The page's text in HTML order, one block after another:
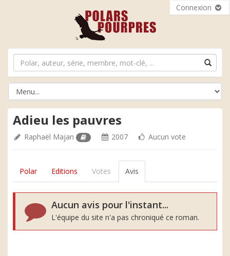
Connexion
Adieu les pauvres
Raphaël Majan 2007 Aucun vote
Polar Editions Votes Avis
Aucun avis pour l'instant...
L'équipe du site n'a pas chroniqué ce roman.